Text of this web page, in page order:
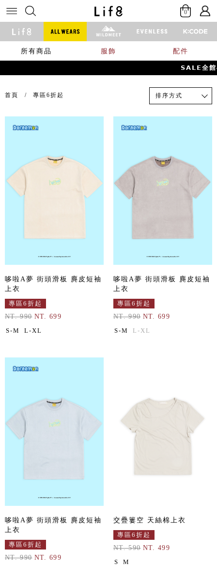
0
所有商品 服飾 配件
𝗦𝗔𝗟𝗘全館
首頁 專區6折起 排序方式
哆啦A夢 街頭滑板 麂皮短袖
上衣
專區6折起
NT. 990 NT. 699
S-M L-XL
哆啦A夢 街頭滑板 麂皮短袖
上衣
專區6折起
NT. 990 NT. 699
S-M L-XL
哆啦A夢 街頭滑板 麂皮短袖
上衣
專區6折起
NT. 990 NT. 699
交疊簍空 天絲棉上衣
專區6折起
NT. 590 NT. 499
S M